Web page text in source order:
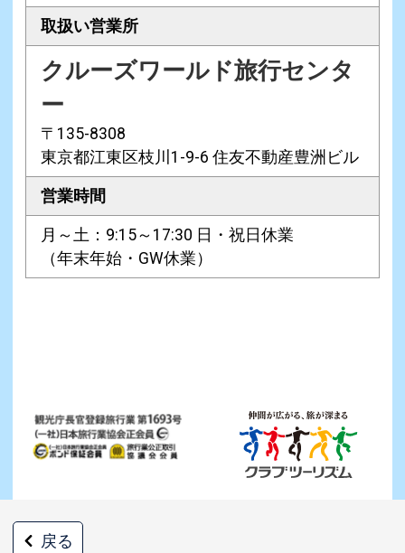
取扱い営業所
クルーズワールド旅行センタ
ー
〒135-8308
東京都江東区枝川1-9-6 住友不動産豊洲ビル
営業時間
月～土：9:15～17:30 日・祝日休業
（年末年始・GW休業）
戻る